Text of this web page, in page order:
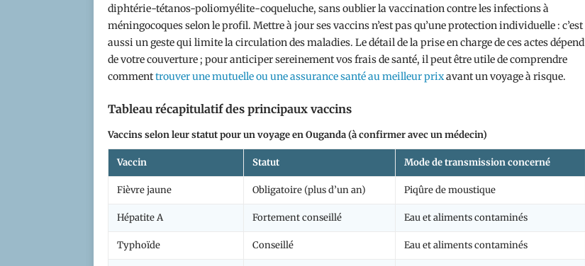
diphtérie-tétanos-poliomyélite-coqueluche, sans oublier la vaccination contre les infections à
méningocoques selon le profil. Mettre à jour ses vaccins n’est pas qu’une protection individuelle : c’est
aussi un geste qui limite la circulation des maladies. Le détail de la prise en charge de ces actes dépend
de votre couverture ; pour anticiper sereinement vos frais de santé, il peut être utile de comprendre
commenttrouver une mutuelle ou une assurance santé au meilleur prixavant un voyage à risque.
Tableau récapitulatif des principaux vaccins
Vaccins selon leur statut pour un voyage en Ouganda (à confirmer avec un médecin)
Vaccin Statut Mode de transmission concerné
Fièvre jaune Obligatoire (plus d’un an) Piqûre de moustique
Hépatite A Fortement conseillé Eau et aliments contaminés
Typhoïde Conseillé Eau et aliments contaminés